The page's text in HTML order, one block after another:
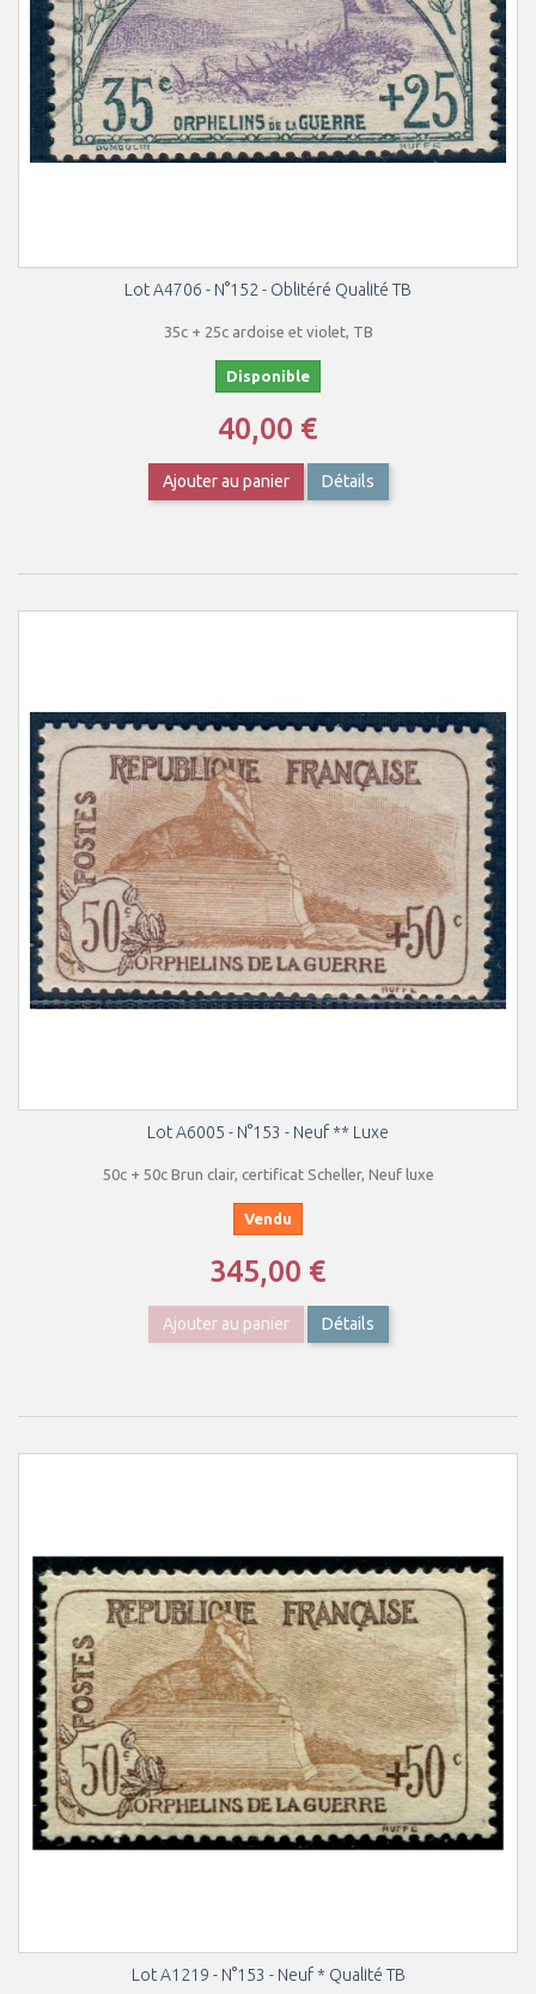
Lot A4706 - N°152 - Oblitéré Qualité TB
35c + 25c ardoise et violet, TB
Disponible
40,00 €
Ajouter au panier Détails
Lot A6005 - N°153 - Neuf ** Luxe
50c + 50c Brun clair, certificat Scheller, Neuf luxe
Vendu
345,00 €
Ajouter au panier Détails
Lot A1219 - N°153 - Neuf * Qualité TB